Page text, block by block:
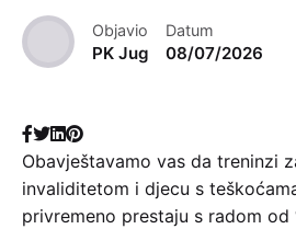
Objavio
PK Jug
Datum
08/07/2026
Obavještavamo vas da treninzi
invaliditetom i djecu s
privremeno prestaju s radom od